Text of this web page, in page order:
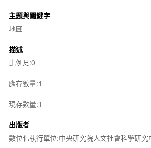
主題與關鍵字
地圖
描述
比例尺:0
應存數量:1
現存數量:1
出版者
數位化執行單位:中央研究院人文社會科學研究